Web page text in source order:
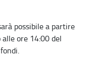
possibile a partire
ore 14:00 del